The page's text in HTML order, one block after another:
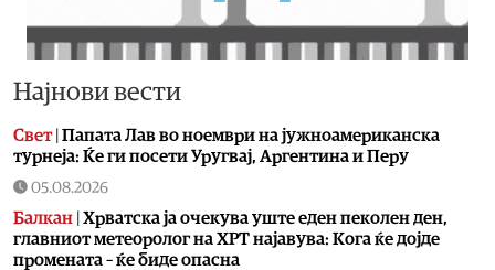
Најнови вести
Свет| Папата Лав во ноември на јужноамериканска
турнеја: Ќе ги посети Уругвај, Аргентина и Перу
05.08.2026
Балкан Хрватска ја очекува уште еден пеколен ден,
главниот метеоролог на ХРТ најавува: Кога ќе дојде
промената – ќе биде опасна